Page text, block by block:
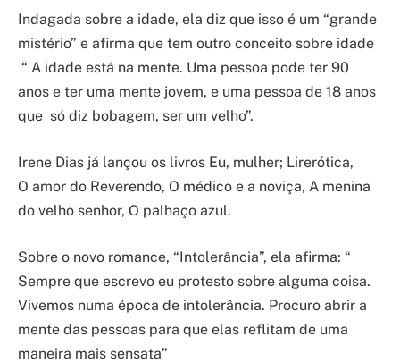
Indagada sobre a idade, ela diz que isso é um “grande
mistério” e afirma que tem outro conceito sobre idade
“ A idade está na mente. Uma pessoa pode ter 90
anos e ter uma mente jovem, e uma pessoa de 18 anos
que só diz bobagem, ser um velho”.
Irene Dias já lançou os livros Eu, mulher; Lirerótica,
O amor do Reverendo, O médico e a noviça, A menina
do velho senhor, O palhaço azul.
Sobre o novo romance, “Intolerância”, ela afirma: “
Sempre que escrevo eu protesto sobre alguma coisa.
Vivemos numa época de intolerância. Procuro abrir a
mente das pessoas para que elas reflitam de uma
maneira mais sensata”